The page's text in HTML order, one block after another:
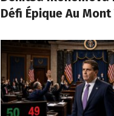
Défi Épique Au